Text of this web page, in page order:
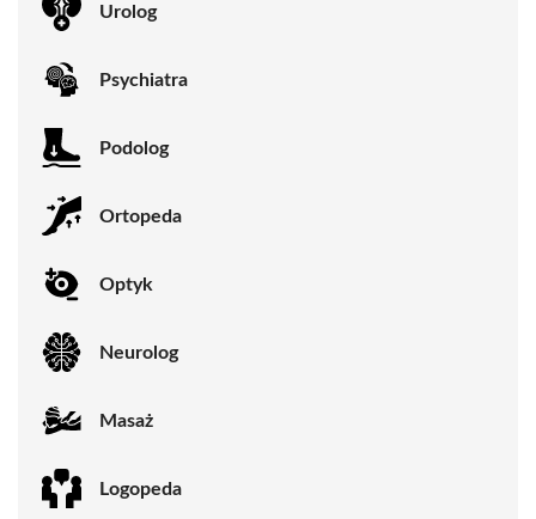
Urolog
Psychiatra
Podolog
Ortopeda
Optyk
Neurolog
Masaż
Logopeda